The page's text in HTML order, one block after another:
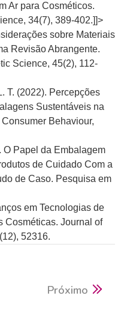
Ar para Cosméticos.
34(7), 389-402.]]>
sobre Materiais
Revisão Abrangente.
Science, 45(2), 112-
T. (2022). Percepções
Sustentáveis na
Behaviour,
O Papel da Embalagem
de Cuidado Com a
de Caso. Pesquisa em
em Tecnologias de
Cosméticas. Journal of
52316.
Próximo